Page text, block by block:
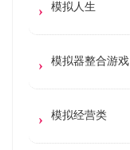
模拟人生
模拟器整合游戏
模拟经营类